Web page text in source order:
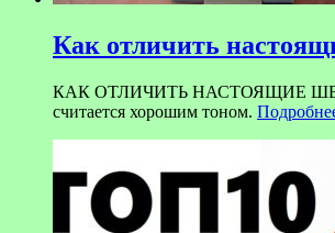
Как отличить
КАК ОТЛИЧИТЬ НАСТОЯЩИЕ
считается хорошим тоном.